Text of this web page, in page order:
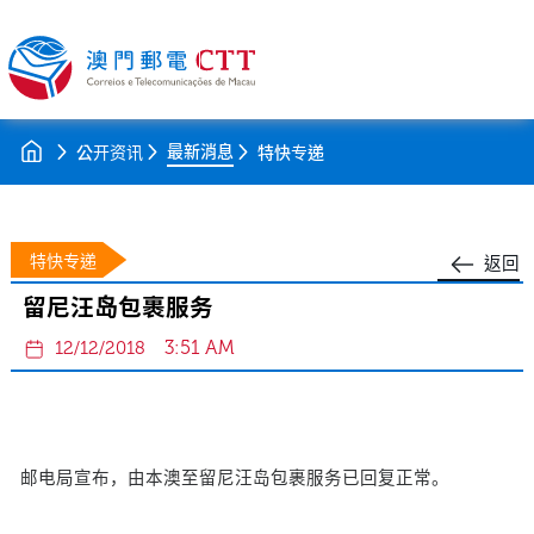
公开资讯 最新消息 特快专递
返回
特快专递
留尼汪岛包裹服务
12/12/2018 3:51 AM
邮电局宣布，由本澳至留尼汪岛包裹服务已回复正常。